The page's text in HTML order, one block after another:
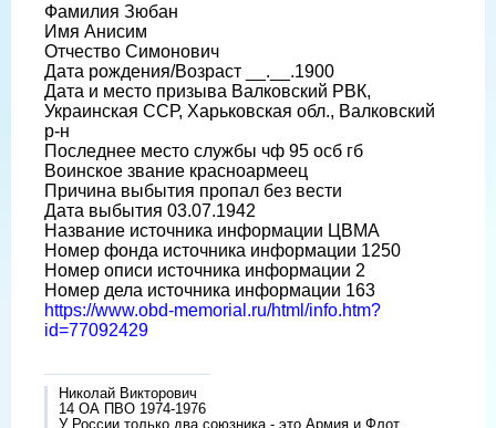
Фамилия Зюбан
Имя Анисим
Отчество Симонович
Дата рождения/Возраст __.__.1900
Дата и место призыва Валковский РВК,
Украинская ССР, Харьковская обл., Валковский
р-н
Последнее место службы чф 95 осб гб
Воинское звание красноармеец
Причина выбытия пропал без вести
Дата выбытия 03.07.1942
Название источника информации ЦВМА
Номер фонда источника информации 1250
Номер описи источника информации 2
Номер дела источника информации 163
https://www.obd-memorial.ru/html/info.htm?
id=77092429
Николай Викторович
14 ОА ПВО 1974-1976
У России только два союзника - это Армия и Флот